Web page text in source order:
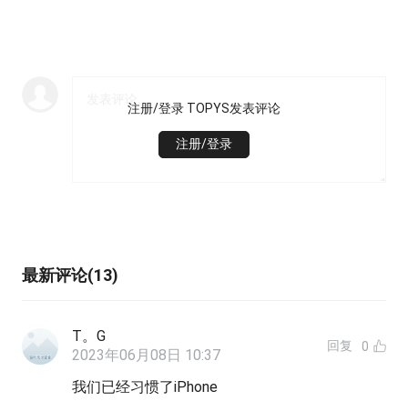
注册/登录 TOPYS发表评论
注册/登录
最新评论(13)
T。G
2023年06月08日 10:37
回复 0
我们已经习惯了iPhone